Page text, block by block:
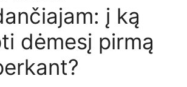
į ką
dėmesį pirmą